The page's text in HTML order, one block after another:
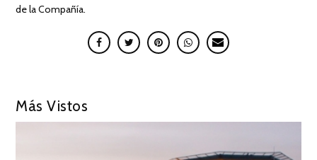
de la Compañía.
Más Vistos